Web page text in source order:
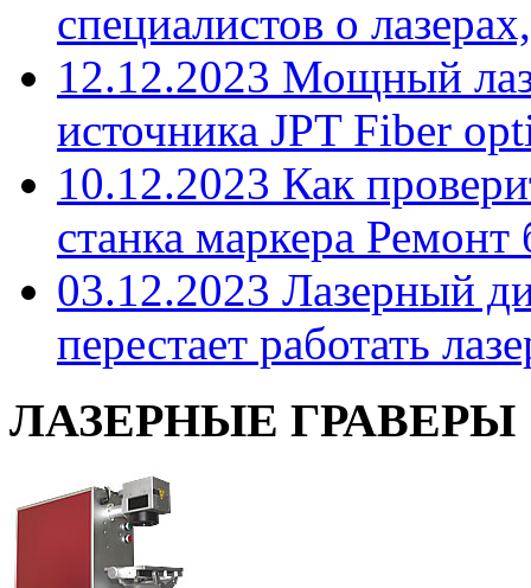
специалистов о
12.12.2023 Мощный
источника JPT Fiber
10.12.2023 Как
станка маркера Ремонт
03.12.2023 Лазерный
перестает работать
ЛАЗЕРНЫЕ ГРАВЕРЫ